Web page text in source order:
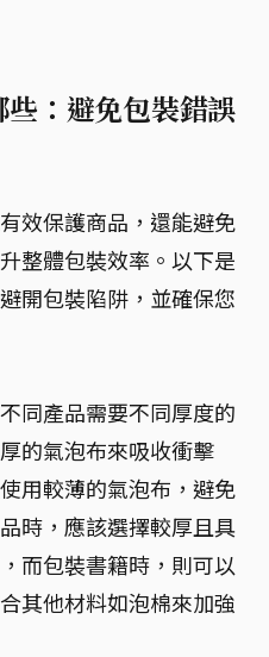
：避免包裝錯誤
效保護商品，還能避免
整體包裝效率。以下是
開包裝陷阱，並確保您
不同產品需要不同厚度的
的氣泡布來吸收衝擊
用較薄的氣泡布，避免
時，應該選擇較厚且具
而包裝書籍時，則可以
其他材料如泡棉來加強